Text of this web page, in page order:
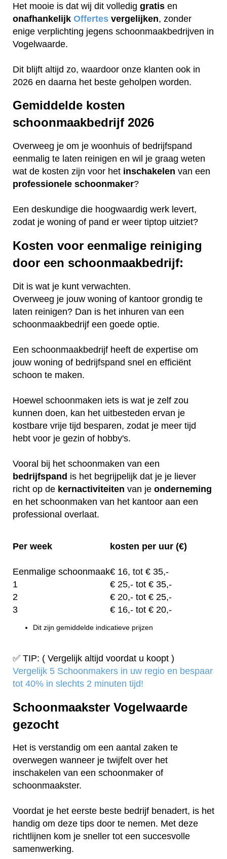
Het mooie is dat wij dit volledig gratis en
onafhankelijk Offertes vergelijken, zonder
enige verplichting jegens schoonmaakbedrijven in
Vogelwaarde.
Dit blijft altijd zo, waardoor onze klanten ook in
2026 en daarna het beste geholpen worden.
Gemiddelde kosten
schoonmaakbedrijf 2026
Overweeg je om je woonhuis of bedrijfspand
eenmalig te laten reinigen en wil je graag weten
wat de kosten zijn voor het inschakelen van een
professionele schoonmaker?
Een deskundige die hoogwaardig werk levert,
zodat je woning of pand er weer tiptop uitziet?
Kosten voor eenmalige reiniging
door een schoonmaakbedrijf:
Dit is wat je kunt verwachten.
Overweeg je jouw woning of kantoor grondig te
laten reinigen? Dan is het inhuren van een
schoonmaakbedrijf een goede optie.
Een schoonmaakbedrijf heeft de expertise om
jouw woning of bedrijfspand snel en efficiënt
schoon te maken.
Hoewel schoonmaken iets is wat je zelf zou
kunnen doen, kan het uitbesteden ervan je
kostbare vrije tijd besparen, zodat je meer tijd
hebt voor je gezin of hobby's.
Vooral bij het schoonmaken van een
bedrijfspand is het begrijpelijk dat je je liever
richt op de kernactiviteiten van je onderneming
en het schoonmaken van het kantoor aan een
professional overlaat.
Per week kosten per uur (€)
Eenmalige schoonmaak€ 16, tot € 35,-
1
€ 25,- tot € 35,-
2
€ 20,- tot € 25,-
3
€ 16,- tot € 20,-
Dit zijn gemiddelde indicatieve prijzen
✅ TIP: ( Vergelijk altijd voordat u koopt )
Vergelijk 5 Schoonmakers in uw regio en bespaar
tot 40% in slechts 2 minuten tijd!
Schoonmaakster Vogelwaarde
gezocht
Het is verstandig om een aantal zaken te
overwegen wanneer je twijfelt over het
inschakelen van een schoonmaker of
schoonmaakster.
Voordat je het eerste beste bedrijf benadert, is het
handig om deze tips door te nemen. Met deze
richtlijnen kom je sneller tot een succesvolle
samenwerking.